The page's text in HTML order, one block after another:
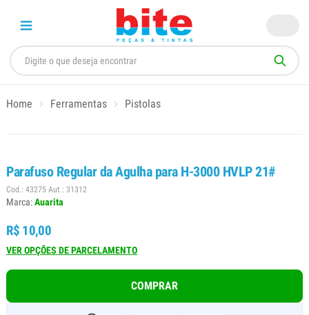
Home Ferramentas Pistolas
Parafuso Regular da Agulha para H-3000 HVLP 21#
Cod.: 43275 Aut.: 31312
Marca:Auarita
R$ 10,00
VER OPÇÕES DE PARCELAMENTO
COMPRAR